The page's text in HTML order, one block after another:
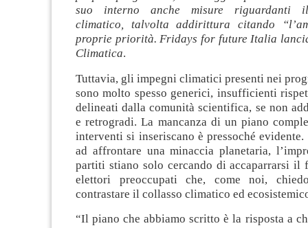
suo interno anche misure riguardanti il
climatico, talvolta addirittura citando
proprie priorità. Fridays for future Italia
Climatica.
Tuttavia, gli impegni climatici presenti nei
sono molto spesso generici, insufficienti
delineati dalla comunità scientifica, se non
e retrogradi. La mancanza di un piano
interventi si inseriscano è pressoché evidente.
ad affrontare una minaccia planetaria,
partiti stiano solo cercando di accaparrarsi il
elettori preoccupati che, come noi,
contrastare il collasso climatico ed
“Il piano che abbiamo scritto è la risposta a